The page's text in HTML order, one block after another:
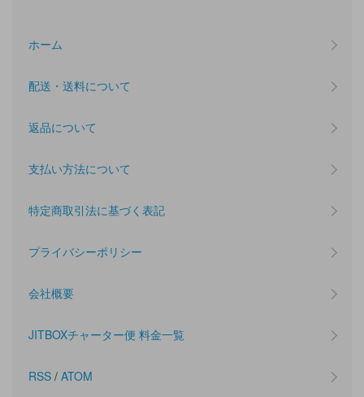
ホーム
配送・送料について
返品について
支払い方法について
特定商取引法に基づく表記
プライバシーポリシー
会社概要
JITBOXチャーター便 料金一覧
RSS / ATOM